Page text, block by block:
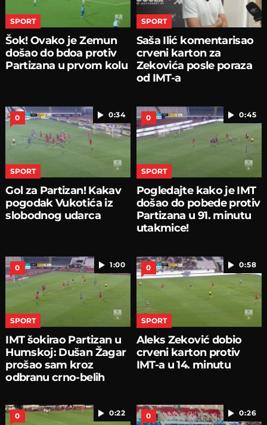
SPORT
Šok! Ovako je Zemun
došao do bdoa protiv
Partizana u prvom kolu
SPORT
Saša Ilić komentarisao
crveni karton za
Zekovića posle poraza
od IMT-a
0:34
0
SPORT
Gol za Partizan! Kakav
pogodak Vukotića iz
slobodnog udarca
0:45
0
SPORT
Pogledajte kako je IMT
došao do pobede protiv
Partizana u 91. minutu
utakmice!
1:00
0
SPORT
IMT šokirao Partizan u
Humskoj: Dušan Žagar
prošao sam kroz
odbranu crno-belih
0:58
0
SPORT
Aleks Zeković dobio
crveni karton protiv
IMT-a u 14. minutu
0:22
0 0:26
0